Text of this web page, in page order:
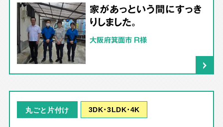
家があっという間にすっき
りしました。
大阪府箕面市 R様
丸ごと片付け 3DK･3LDK･4K